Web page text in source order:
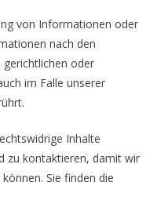
von Informationen oder
nach den
oder
im Falle unserer
Inhalte
zu kontaktieren, damit wir
Sie finden die